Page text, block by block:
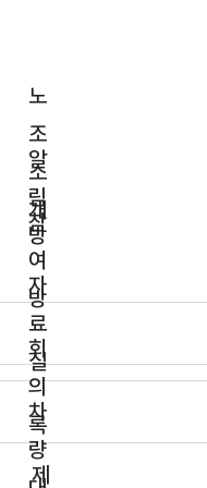
노
조
소
개
알
림
방
참
여
방
자
료
실
회
의
록
차
량
제